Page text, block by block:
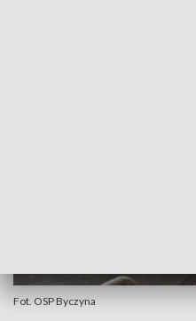
Fot. OSP Byczyna